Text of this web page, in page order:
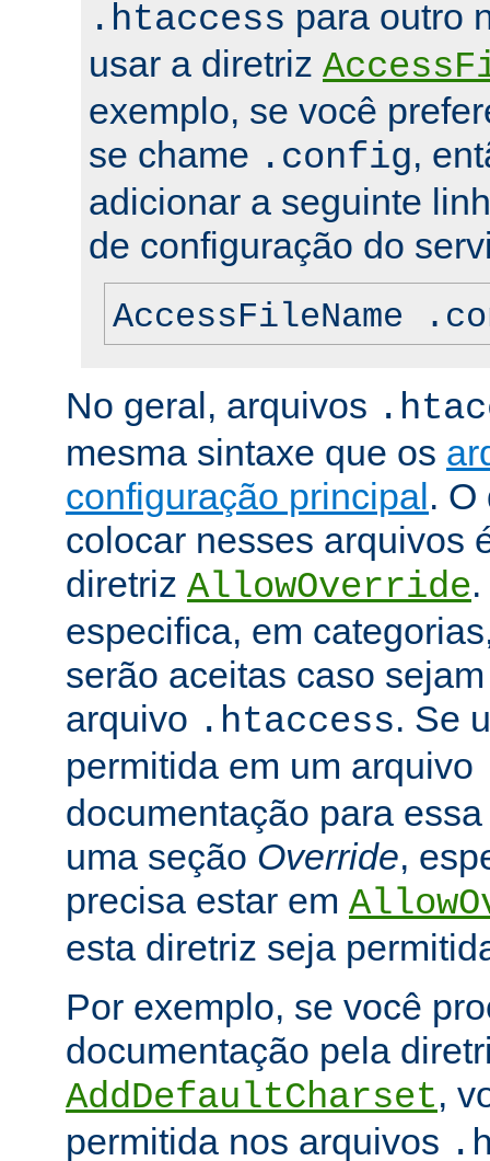
.htaccess para outro
usar a diretriz
exemplo, se você
se chame .config,
adicionar a seguinte
de configuração do
AccessFileName
No geral, arquivos
mesma sintaxe que os
configuração principal. O
colocar nesses arquivos
diretriz AllowOverride
especifica, em
serão aceitas caso
arquivo .htaccess. Se
permitida em um arquivo
documentação para
uma seção Override,
precisa estar em
esta diretriz seja
Por exemplo, se você
documentação pela
AddDefaultCharset,
permitida nos arquivos